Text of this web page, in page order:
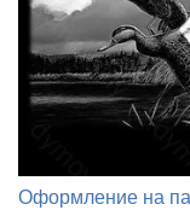
Оформление на